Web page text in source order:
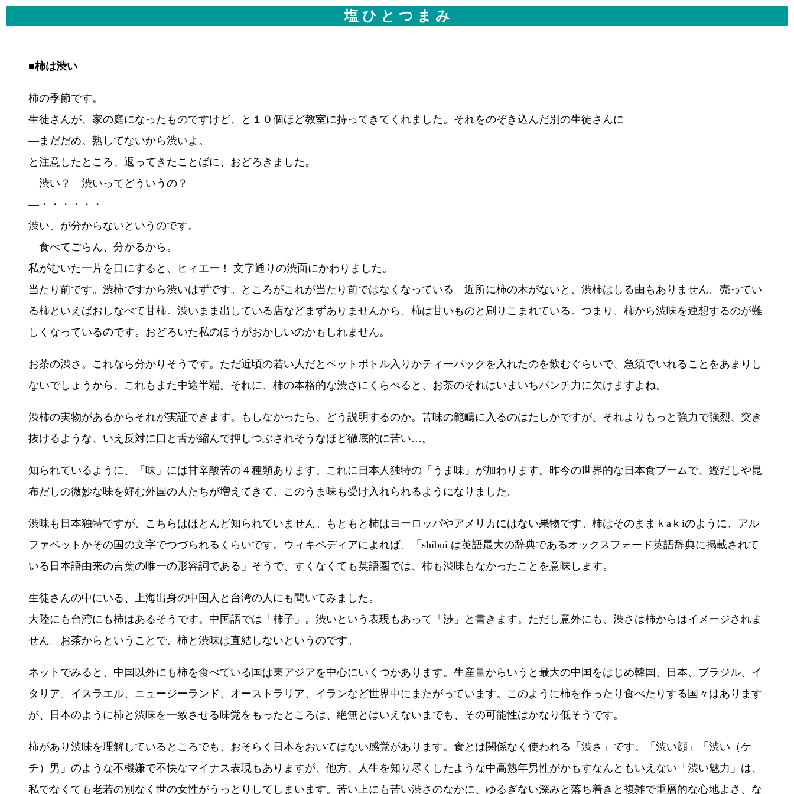
塩 ひ と つ ま み
■柿は渋い
柿の季節です。
生徒さんが、家の庭になったものですけど、と１０個ほど教室に持ってきてくれました。それをのぞき込んだ別の生徒さんに
―まだだめ。熟してないから渋いよ。
と注意したところ、返ってきたことばに、おどろきました。
―渋い？ 渋いってどういうの？
―・・・・・・
渋い、が分からないというのです。
―食べてごらん、分かるから。
私がむいた一片を口にすると、ヒィエー！ 文字通りの渋面にかわりました。
当たり前です。渋柿ですから渋いはずです。ところがこれが当たり前ではなくなっている。近所に柿の木がないと、渋柿はしる由もありません。売ってい
る柿といえばおしなべて甘柿。渋いまま出している店などまずありませんから、柿は甘いものと刷りこまれている。つまり、柿から渋味を連想するのが難
しくなっているのです。おどろいた私のほうがおかしいのかもしれません。
お茶の渋さ。これなら分かりそうです。ただ近頃の若い人だとペットボトル入りかティーパックを入れたのを飲むぐらいで、急須でいれることをあまりし
ないでしょうから、これもまた中途半端。それに、柿の本格的な渋さにくらべると、お茶のそれはいまいちパンチ力に欠けますよね。
渋柿の実物があるからそれが実証できます。もしなかったら、どう説明するのか。苦味の範疇に入るのはたしかですが、それよりもっと強力で強烈、突き
抜けるような、いえ反対に口と舌が縮んで押しつぶされそうなほど徹底的に苦い…。
知られているように、「味」には甘辛酸苦の４種類あります。これに日本人独特の「うま味」が加わります。昨今の世界的な日本食ブームで、鰹だしや昆
布だしの微妙な味を好む外国の人たちが増えてきて、このうま味も受け入れられるようになりました。
渋味も日本独特ですが、こちらはほとんど知られていません。もともと柿はヨーロッパやアメリカにはない果物です。柿はそのままｋaｋiのように、アル
ファベットかその国の文字でつづられるくらいです。ウィキペディアによれば、「shibui は英語最大の辞典であるオックスフォード英語辞典に掲載されて
いる日本語由来の言葉の唯一の形容詞である」そうで、すくなくても英語圏では、柿も渋味もなかったことを意味します。
生徒さんの中にいる、上海出身の中国人と台湾の人にも聞いてみました。
大陸にも台湾にも柿はあるそうです。中国語では「柿子」。渋いという表現もあって「渉」と書きます。ただし意外にも、渋さは柿からはイメージされま
せん。お茶からということで、柿と渋味は直結しないというのです。
ネットでみると、中国以外にも柿を食べている国は東アジアを中心にいくつかあります。生産量からいうと最大の中国をはじめ韓国、日本、ブラジル、イ
タリア、イスラエル、ニュージーランド、オーストラリア、イランなど世界中にまたがっています。このように柿を作ったり食べたりする国々はあります
が、日本のように柿と渋味を一致させる味覚をもったところは、絶無とはいえないまでも、その可能性はかなり低そうです。
柿があり渋味を理解しているところでも、おそらく日本をおいてはない感覚があります。食とは関係なく使われる「渋さ」です。「渋い顔」「渋い（ケ
チ）男」のような不機嫌で不快なマイナス表現もありますが、他方、人生を知り尽くしたような中高熟年男性がかもすなんともいえない「渋い魅力」は、
私でなくても老若の別なく世の女性がうっとりしてしまいます。苦い上にも苦い渋さのなかに、ゆるぎない深みと落ち着きと複雑で重層的な心地よさ、な